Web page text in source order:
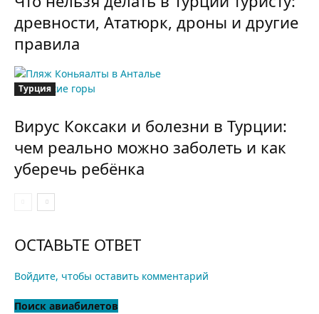
древности, Ататюрк, дроны и другие
правила
Турция
Вирус Коксаки и болезни в Турции:
чем реально можно заболеть и как
уберечь ребёнка
ОСТАВЬТЕ ОТВЕТ
Войдите, чтобы оставить комментарий
Поиск авиабилетов